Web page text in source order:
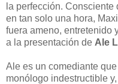
la perfección.
en tan solo una hora,
fuera ameno, entretenido
a la presentación de Ale
Ale es un comediante
monólogo indestructible